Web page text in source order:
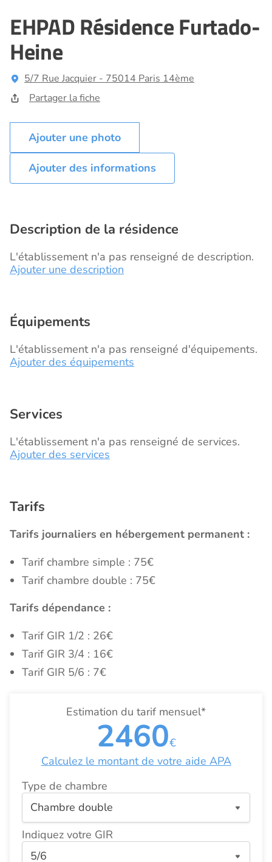
EHPAD Résidence Furtado-
Heine
5/7 Rue Jacquier - 75014 Paris 14ème
Partager la fiche
Ajouter des informations
Description de la résidence
L'établissement n'a pas renseigné de description.
Ajouter une description
Équipements
L'établissement n'a pas renseigné d'équipements.
Ajouter des équipements
Services
L'établissement n'a pas renseigné de services.
Ajouter des services
Tarifs
Tarifs journaliers en hébergement permanent :
Tarif chambre simple : 75€
Tarif chambre double : 75€
Tarifs dépendance :
Tarif GIR 1/2 : 26€
Tarif GIR 3/4 : 16€
Tarif GIR 5/6 : 7€
Estimation du tarif mensuel*
2460€
Calculez le montant de votre aide APA
Type de chambre
Indiquez votre GIR